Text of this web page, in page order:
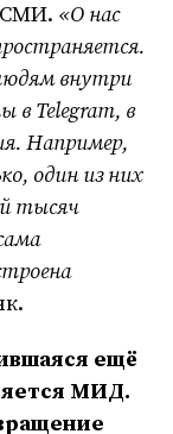
СМИ. «О нас
внутри
в Telegram, в
Например,
один из них
тысяч
ещё
МИД.